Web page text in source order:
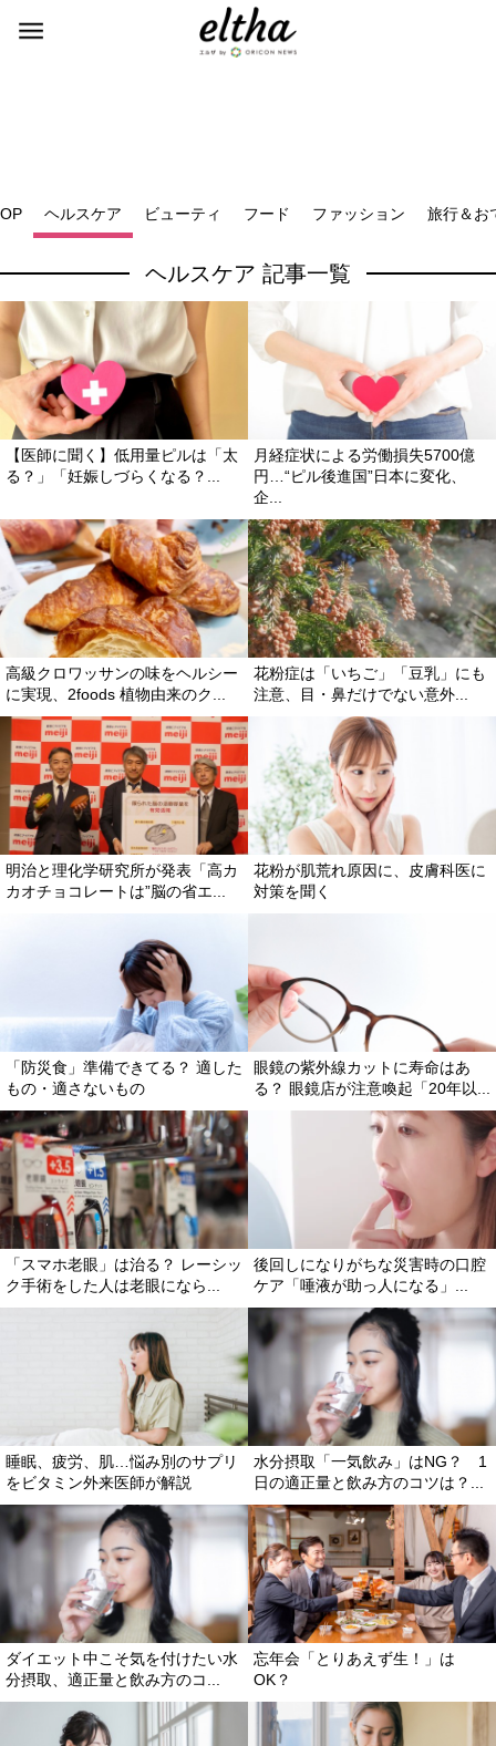
ヘルスケア ビューティ フード ファッション 旅行＆お
ヘルスケア 記事一覧
【医師に聞く】低用量ピルは「太
る？」「妊娠しづらくなる？...
月経症状による労働損失5700億
円…“ピル後進国”日本に変化、
企...
高級クロワッサンの味をヘルシー
に実現、2foods 植物由来のク...
花粉症は「いちご」「豆乳」にも
注意、目・鼻だけでない意外...
明治と理化学研究所が発表「高カ
カオチョコレートは”脳の省エ...
花粉が肌荒れ原因に、皮膚科医に
対策を聞く
「防災食」準備できてる？ 適した
もの・適さないもの
眼鏡の紫外線カットに寿命はあ
る？ 眼鏡店が注意喚起「20年以...
「スマホ老眼」は治る？ レーシッ
ク手術をした人は老眼になら...
後回しになりがちな災害時の口腔
ケア「唾液が助っ人になる」...
睡眠、疲労、肌…悩み別のサプリ
をビタミン外来医師が解説
水分摂取「一気飲み」はNG？ 1
日の適正量と飲み方のコツは？...
ダイエット中こそ気を付けたい水
分摂取、適正量と飲み方のコ...
忘年会「とりあえず生！」は
OK？